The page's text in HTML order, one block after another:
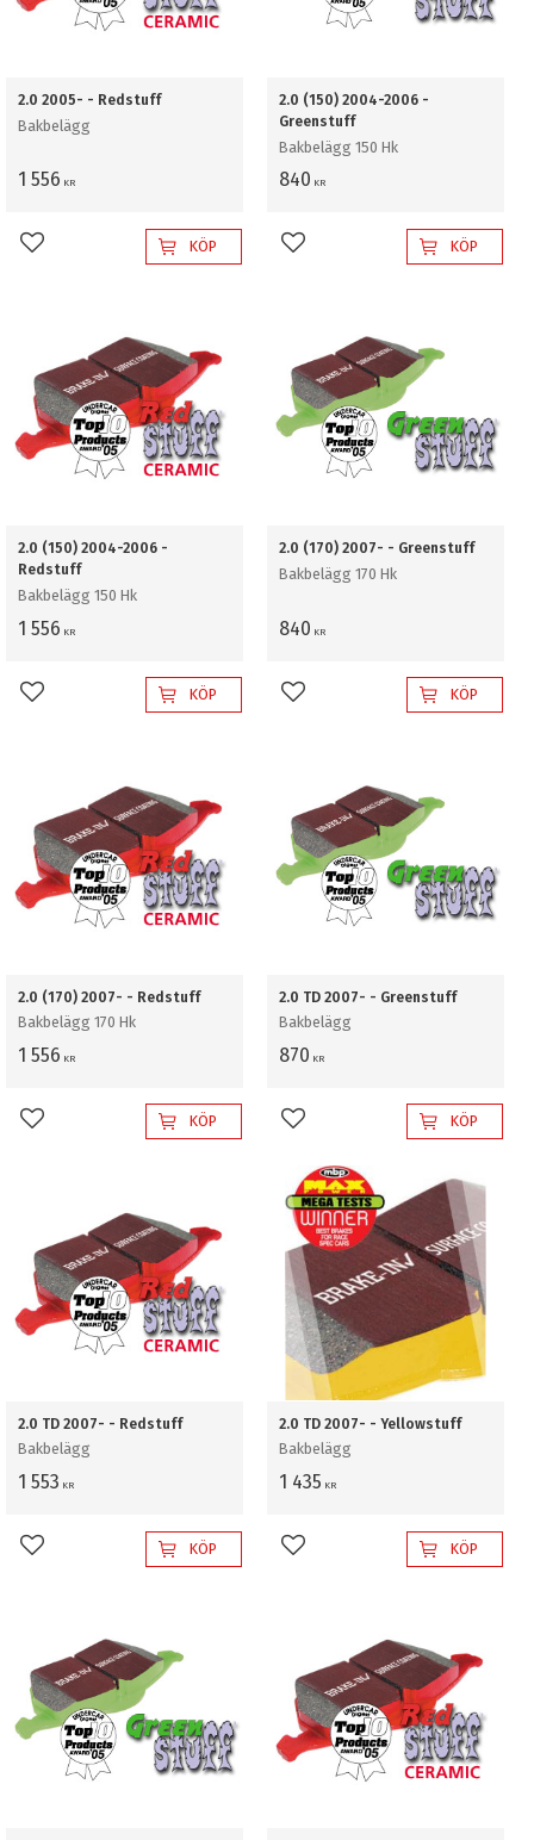
2.0 2005- - Redstuff
Bakbelägg
1 556 KR
Lägg till i favoriterKÖP
2.0 (150) 2004-2006 -
Greenstuff
Bakbelägg 150 Hk
840 KR
Lägg till i favoriterKÖP
2.0 (150) 2004-2006 -
Redstuff
Bakbelägg 150 Hk
1 556 KR
Lägg till i favoriterKÖP
2.0 (170) 2007- - Greenstuff
Bakbelägg 170 Hk
840 KR
Lägg till i favoriterKÖP
2.0 (170) 2007- - Redstuff
Bakbelägg 170 Hk
1 556 KR
Lägg till i favoriterKÖP
2.0 TD 2007- - Greenstuff
Bakbelägg
870 KR
Lägg till i favoriterKÖP
2.0 TD 2007- - Redstuff
Bakbelägg
1 553 KR
Lägg till i favoriterKÖP
2.0 TD 2007- - Yellowstuff
Bakbelägg
1 435 KR
Lägg till i favoriterKÖP